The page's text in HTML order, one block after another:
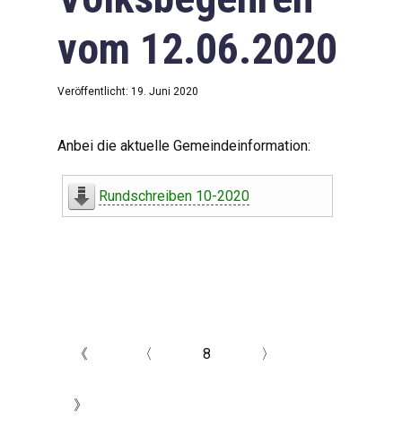
vom 12.06.2020
Veröffentlicht: 19. Juni 2020
Anbei die aktuelle Gemeindeinformation:
Rundschreiben 10-2020
《 〈 8 〉
》